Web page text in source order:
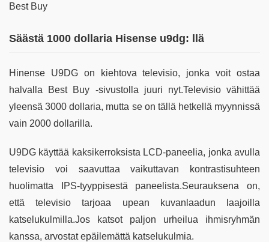
Best Buy
Säästä 1000 dollaria Hisense u9dg: llä
Hinense U9DG on kiehtova televisio, jonka voit ostaa
halvalla Best Buy -sivustolla juuri nyt.Televisio vähittää
yleensä 3000 dollaria, mutta se on tällä hetkellä myynnissä
vain 2000 dollarilla.
U9DG käyttää kaksikerroksista LCD-paneelia, jonka avulla
televisio voi saavuttaa vaikuttavan kontrastisuhteen
huolimatta IPS-tyyppisestä paneelista.Seurauksena on,
että televisio tarjoaa upean kuvanlaadun laajoilla
katselukulmilla.Jos katsot paljon urheilua ihmisryhmän
kanssa, arvostat epäilemättä katselukulmia.